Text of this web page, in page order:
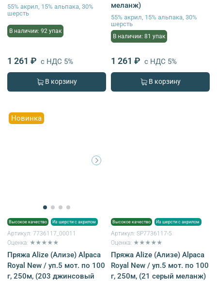
55% акрил, 15% альпака, 30%
шерсть
В наличии: 92 упак
1 261 ₽ с НДС 5%
В корзину
меланж)
55% акрил, 15% альпака, 30%
шерсть
В наличии: 81 упак
1 261 ₽ с НДС 5%
В корзину
Новинка
Высокое качество Из шерсти с акрилом
Артикул: 7736117_00011
Оценка: ★★★★★
Пряжа Alize (Ализе) Alpaca
Royal New / уп.5 мот. по 100
г, 250м, (203 джинсовый
Высокое качество Из шерсти с акрилом
Артикул: SP7736117-5
Оценка: ★★★★★
Пряжа Alize (Ализе) Alpaca
Royal New / уп.5 мот. по 100
г, 250м, (21 серый меланж)